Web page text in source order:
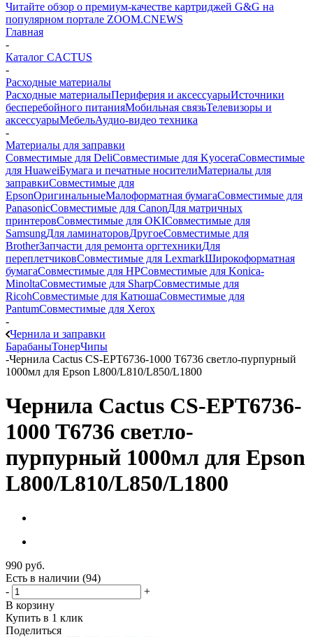
Читайте обзор о премиум-качестве картриджей G&G на
популярном портале ZOOM.CNEWS
Главная
-
Каталог CACTUS
-
Расходные материалы
Расходные материалыПериферия и аксессуарыИсточники
бесперебойного питанияМобильная связьТелевизоры и
аксессуарыМебельАудио-видео техника
-
Материалы для заправки
Совместимые для DeliСовместимые для KyoceraСовместимые
для HuaweiБумага и печатные носителиМатериалы для
заправкиСовместимые для
EpsonОригинальныеМалоформатная бумагаСовместимые для
PanasonicСовместимые для CanonДля матричных
принтеровСовместимые для OKIСовместимые для
SamsungДля ламинаторовДругоеСовместимые для
BrotherЗапчасти для ремонта оргтехникиДля
переплетчиковСовместимые для LexmarkШирокоформатная
бумагаСовместимые для HPСовместимые для Konica-
MinoltaСовместимые для SharpСовместимые для
RicohСовместимые для КатюшаСовместимые для
PantumСовместимые для Xerox
-
Чернила и заправки
БарабаныТонерЧипы
-Чернила Cactus CS-EPT6736-1000 T6736 светло-пурпурный
1000мл для Epson L800/L810/L850/L1800
Чернила Cactus CS-EPT6736-
1000 T6736 светло-
пурпурный 1000мл для Epson
L800/L810/L850/L1800
990 руб.
Есть в наличии (94)
-
+
В корзину
Купить в 1 клик
Поделиться